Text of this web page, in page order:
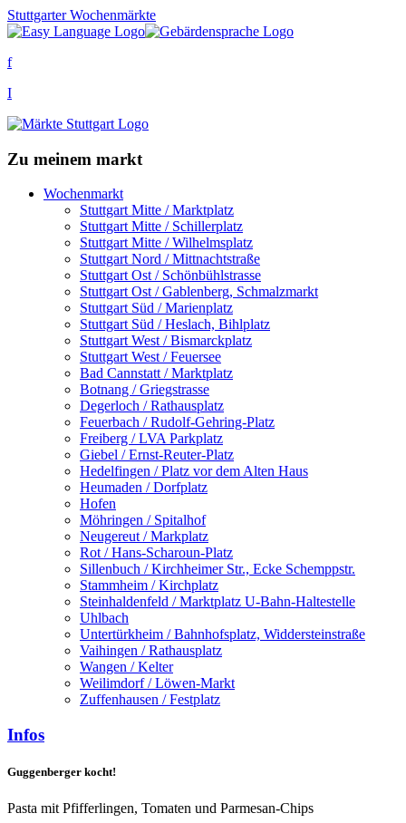
Stuttgarter Wochenmärkte
f
I
Zu meinem markt
Wochenmarkt
Stuttgart Mitte / Marktplatz
Stuttgart Mitte / Schillerplatz
Stuttgart Mitte / Wilhelmsplatz
Stuttgart Nord / Mittnachtstraße
Stuttgart Ost / Schönbühlstrasse
Stuttgart Ost / Gablenberg, Schmalzmarkt
Stuttgart Süd / Marienplatz
Stuttgart Süd / Heslach, Bihlplatz
Stuttgart West / Bismarckplatz
Stuttgart West / Feuersee
Bad Cannstatt / Marktplatz
Botnang / Griegstrasse
Degerloch / Rathausplatz
Feuerbach / Rudolf-Gehring-Platz
Freiberg / LVA Parkplatz
Giebel / Ernst-Reuter-Platz
Hedelfingen / Platz vor dem Alten Haus
Heumaden / Dorfplatz
Hofen
Möhringen / Spitalhof
Neugereut / Markplatz
Rot / Hans-Scharoun-Platz
Sillenbuch / Kirchheimer Str., Ecke Schemppstr.
Stammheim / Kirchplatz
Steinhaldenfeld / Marktplatz U-Bahn-Haltestelle
Uhlbach
Untertürkheim / Bahnhofsplatz, Widdersteinstraße
Vaihingen / Rathausplatz
Wangen / Kelter
Weilimdorf / Löwen-Markt
Zuffenhausen / Festplatz
Infos
Guggenberger kocht!
Pasta mit Pfifferlingen, Tomaten und Parmesan-Chips